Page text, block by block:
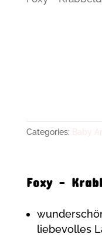
Categories: Baby
Foxy –
liebevolles